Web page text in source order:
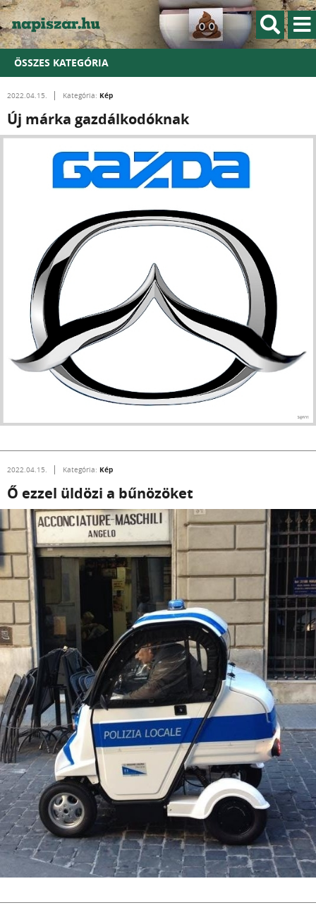
ÖSSZES KATEGÓRIA
2022.04.15. Kategória: Kép
Új márka gazdálkodóknak
2022.04.15. Kategória: Kép
Ő ezzel üldözi a bűnözöket